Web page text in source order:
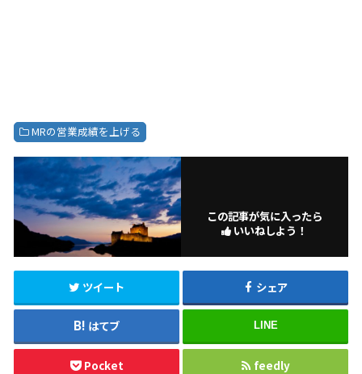
MRの営業成績を上げる
この記事が気に入ったら
いいねしよう！
ツイート シェア
はてブ LINE
Pocket feedly